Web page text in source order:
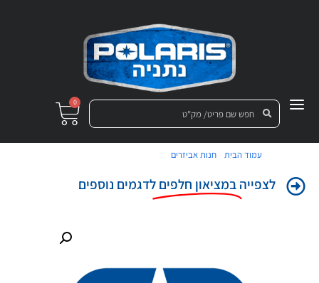
0
עמוד הבית /חנות אביזרים
לצפייהבמציאון חלפים לדגמים נוספים